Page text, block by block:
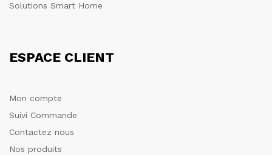
Solutions Smart Home
ESPACE CLIENT
Mon compte
Suivi Commande
Contactez nous
Nos produits